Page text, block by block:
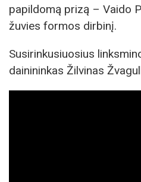
papildomą prizą – Vaido
žuvies formos dirbinį.
Susirinkusiuosius
dainininkas Žilvinas